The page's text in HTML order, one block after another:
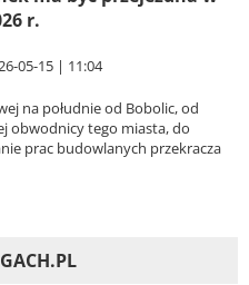
r.
05-15 | 11:04
na południe od Bobolic, od
obwodnicy tego miasta, do
prac budowlanych przekracza